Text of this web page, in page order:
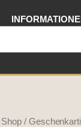
Shop/